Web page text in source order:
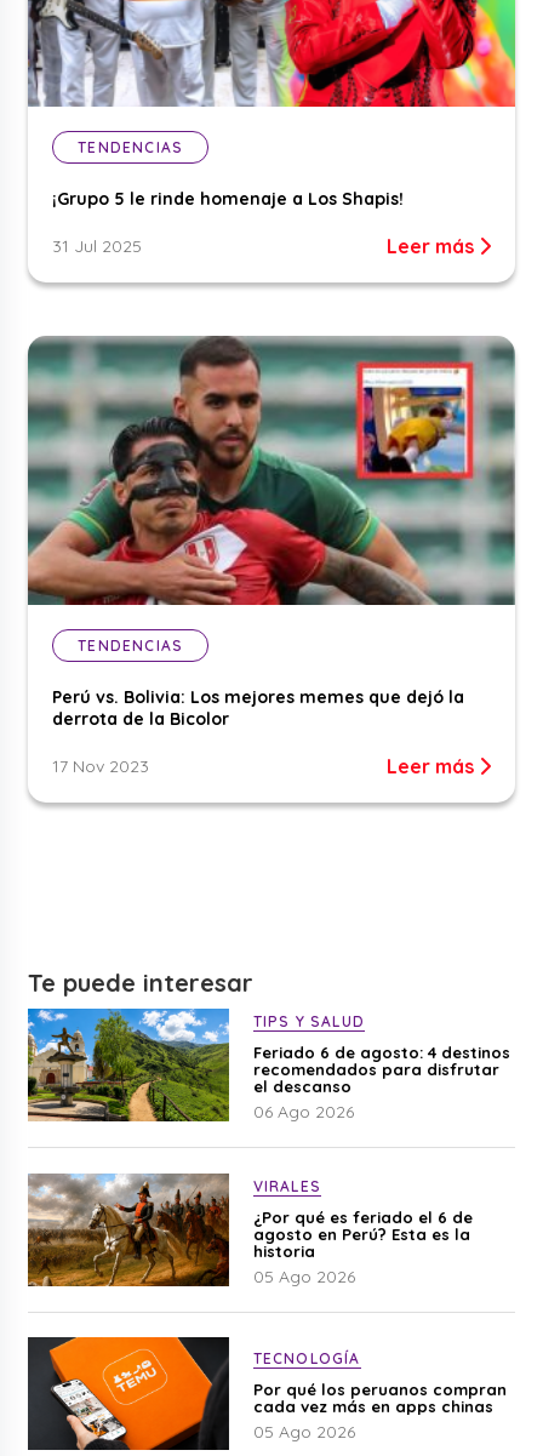
TENDENCIAS
¡Grupo 5 le rinde homenaje a Los Shapis!
31 Jul 2025 Leer más
TENDENCIAS
Perú vs. Bolivia: Los mejores memes que dejó la
derrota de la Bicolor
17 Nov 2023 Leer más
Te puede interesar
TIPS Y SALUD
Feriado 6 de agosto: 4 destinos
recomendados para disfrutar
el descanso
06 Ago 2026
VIRALES
¿Por qué es feriado el 6 de
agosto en Perú? Esta es la
historia
05 Ago 2026
TECNOLOGÍA
Por qué los peruanos compran
cada vez más en apps chinas
05 Ago 2026